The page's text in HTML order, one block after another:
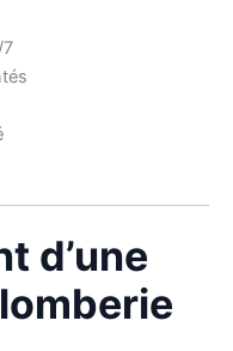
d’une